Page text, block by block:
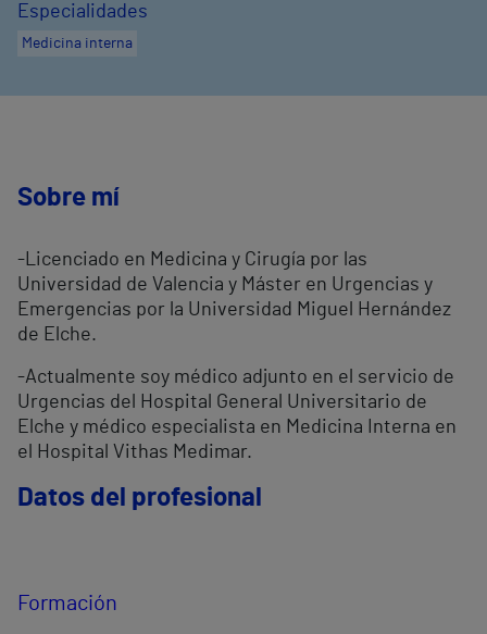
Especialidades
Medicina interna
Sobre mí
-Licenciado en Medicina y Cirugía por las
Universidad de Valencia y Máster en Urgencias y
Emergencias por la Universidad Miguel Hernández
de Elche.
-Actualmente soy médico adjunto en el servicio de
Urgencias del Hospital General Universitario de
Elche y médico especialista en Medicina Interna en
el Hospital Vithas Medimar.
Datos del profesional
Formación